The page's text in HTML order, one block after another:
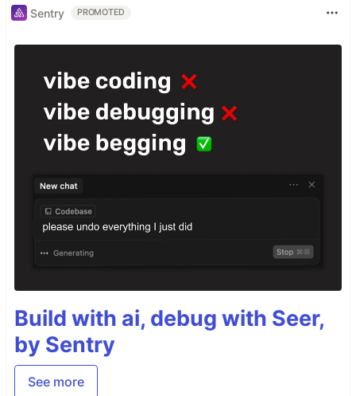
Sentry PROMOTED
Build with ai, debug with Seer,
by Sentry
See more